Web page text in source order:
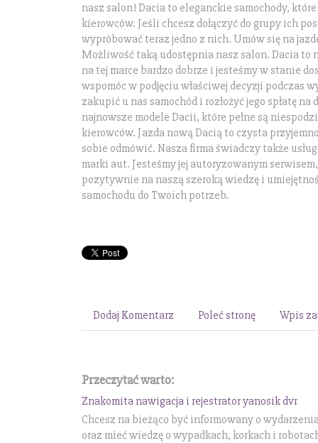
nasz salon! Dacia to eleganckie samochody,
kierowców. Jeśli chcesz dołączyć do grupy ich
wypróbować teraz jedno z nich. Umów się na
Możliwość taką udostępnia nasz salon. Dacia to
na tej marce bardzo dobrze i jesteśmy w stanie
wspomóc w podjęciu właściwej decyzji podczas
zakupić u nas samochód i rozłożyć jego spłatę na
najnowsze modele Dacii, które pełne są
kierowców. Jazda nową Dacią to czysta
sobie odmówić. Nasza firma świadczy także
marki aut. Jesteśmy jej autoryzowanym
pozytywnie na naszą szeroką wiedzę i
samochodu do Twoich potrzeb.
Dodaj Komentarz Poleć stronę Wpis
Przeczytać warto:
Znakomita nawigacja i rejestrator yanosik dvr
Chcesz na bieżąco być informowany o
oraz mieć wiedzę o wypadkach, korkach i